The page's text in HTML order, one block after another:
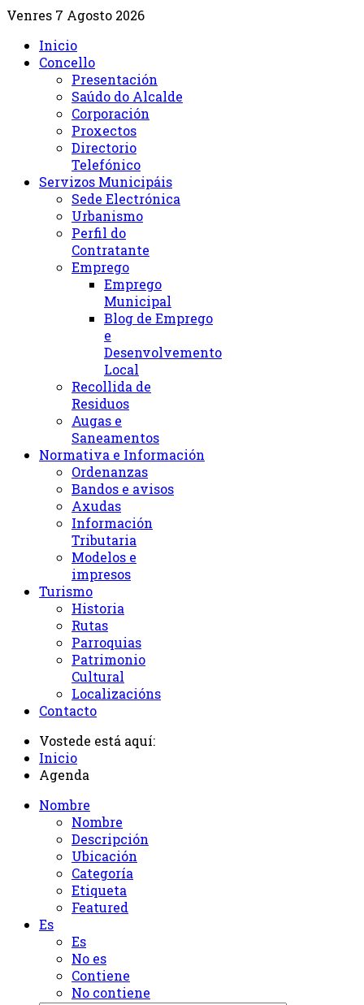
Venres 7 Agosto 2026
Inicio
Concello
Presentación
Saúdo do Alcalde
Corporación
Proxectos
Directorio
Telefónico
Servizos Municipáis
Sede Electrónica
Urbanismo
Perfil do
Contratante
Emprego
Emprego
Municipal
Blog de Emprego
e
Desenvolvemento
Local
Recollida de
Residuos
Augas e
Saneamentos
Normativa e Información
Ordenanzas
Bandos e avisos
Axudas
Información
Tributaria
Modelos e
impresos
Turismo
Historia
Rutas
Parroquias
Patrimonio
Cultural
Localizacións
Contacto
Vostede está aquí:
Inicio
Agenda
Nombre
Nombre
Descripción
Ubicación
Categoría
Etiqueta
Featured
Es
Es
No es
Contiene
No contiene